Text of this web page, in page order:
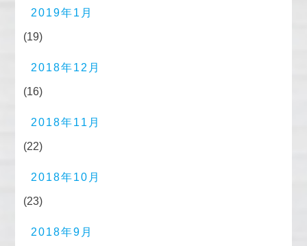
2019年1月
(19)
2018年12月
(16)
2018年11月
(22)
2018年10月
(23)
2018年9月